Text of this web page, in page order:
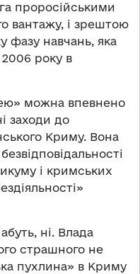
проросійськими
вантажу, і зрештою
фазу навчань, яка
року в
можна впевнено
заходи до
Криму. Вона
і кримських
ні. Влада
страшного не
пухлина» в Криму